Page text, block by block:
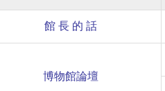
館 長 的 話
博物館論壇